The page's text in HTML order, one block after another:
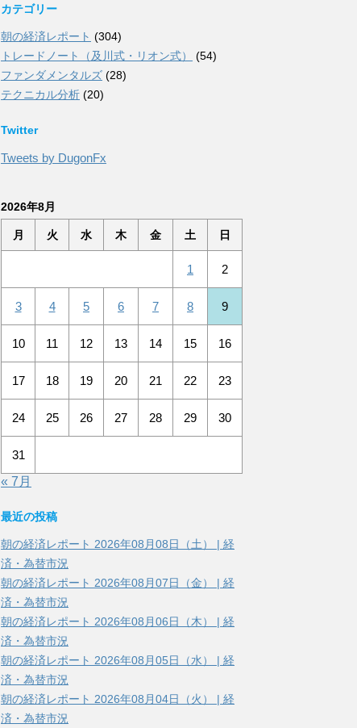
カテゴリー
朝の経済レポート (304)
トレードノート（及川式・リオン式）
(54)
ファンダメンタルズ (28)
テクニカル分析 (20)
Twitter
Tweets by DugonFx
2026年8月
月 火 水 木 金 土 日
1 2
3 4 5 6 7 8 9
10 11 12 13 14 15 16
17 18 19 20 21 22 23
24 25 26 27 28 29 30
31
« 7月
最近の投稿
朝の経済レポート 2026年08月08日（土） | 経
済・為替市況
朝の経済レポート 2026年08月07日（金） | 経
済・為替市況
朝の経済レポート 2026年08月06日（木） | 経
済・為替市況
朝の経済レポート 2026年08月05日（水） | 経
済・為替市況
朝の経済レポート 2026年08月04日（火） | 経
済・為替市況